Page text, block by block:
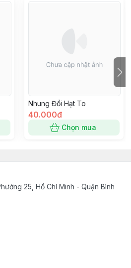
Nhung Đồi Hạt To
40.000đ
Chọn mua
25, Hồ Chí Minh - Quận Bình